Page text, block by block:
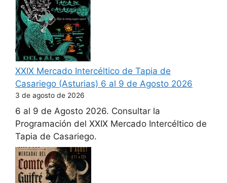
XXIX Mercado Intercéltico de Tapia de
Casariego (Asturias) 6 al 9 de Agosto 2026
3 de agosto de 2026
6 al 9 de Agosto 2026. Consultar la
Programación del XXIX Mercado Intercéltico de
Tapia de Casariego.